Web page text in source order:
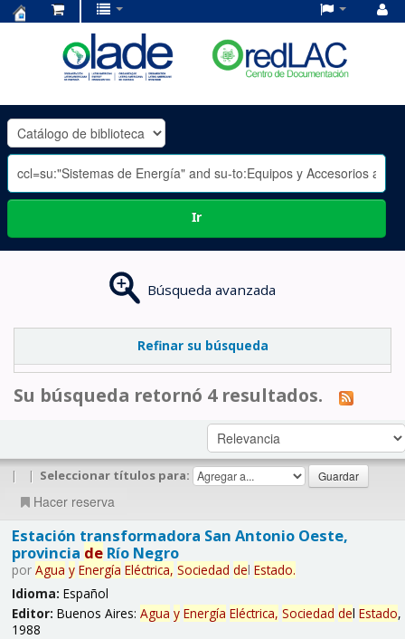
OLADE
-
Ir
Búsqueda avanzada
Refinar su búsqueda
Su búsqueda retornó 4 resultados.
| | Seleccionar títulos para:
Hacer reserva
Estación transformadora San Antonio Oeste,
provincia deRío Negro
por Agua y Energía Eléctrica, Sociedad del Estado.
Idioma: Español
Editor: Buenos Aires: Agua y Energía Eléctrica, Sociedad del Estado,
1988